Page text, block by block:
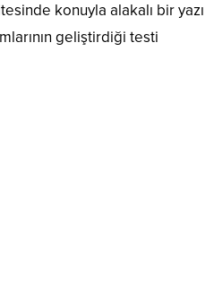
konuyla alakalı bir yazı
geliştirdiği testi